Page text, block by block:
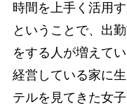
時間を上手く活用
ということで、出
をする人が増えて
経営している家に
テルを見てきた女